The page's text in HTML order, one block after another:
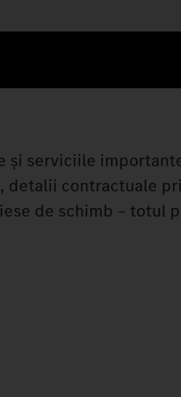
și serviciile
detalii contractuale
de schimb – totul